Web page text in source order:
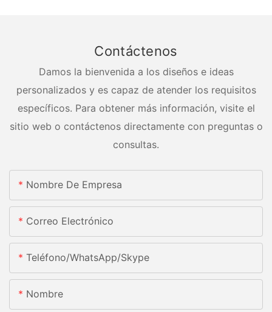
Contáctenos
Damos la bienvenida a los diseños e ideas
personalizados y es capaz de atender los requisitos
específicos. Para obtener más información, visite el
sitio web o contáctenos directamente con preguntas o
consultas.
Nombre De Empresa
Correo Electrónico
Teléfono/WhatsApp/Skype
Nombre